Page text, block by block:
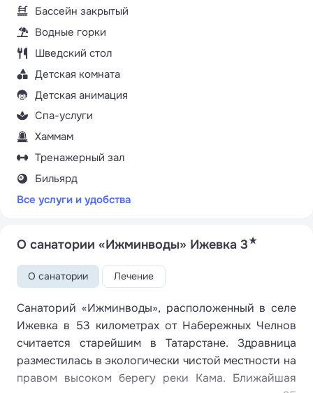
Бассейн закрытый
Водные горки
Шведский стол
Детская комната
Детская анимация
Спа-услуги
Хаммам
Тренажерный зал
Бильярд
Все услуги и удобства
О санатории «Ижминводы» Ижевка 3★
О санатории Лечение
Санаторий «Ижминводы», расположенный в селе
Ижевка в 53 километрах от Набережных Челнов
считается старейшим в Татарстане. Здравница
разместилась в экологически чистой местности на
правом высоком берегу реки Кама. Ближайшая